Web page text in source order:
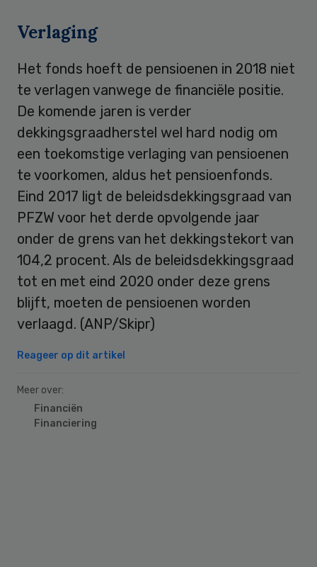
Verlaging
Het fonds hoeft de pensioenen in 2018 niet
te verlagen vanwege de financiële positie.
De komende jaren is verder
dekkingsgraadherstel wel hard nodig om
een toekomstige verlaging van pensioenen
te voorkomen, aldus het pensioenfonds.
Eind 2017 ligt de beleidsdekkingsgraad van
PFZW voor het derde opvolgende jaar
onder de grens van het dekkingstekort van
104,2 procent. Als de beleidsdekkingsgraad
tot en met eind 2020 onder deze grens
blijft, moeten de pensioenen worden
verlaagd. (ANP/Skipr)
Reageer op dit artikel
Meer over:
Financiën
Financiering